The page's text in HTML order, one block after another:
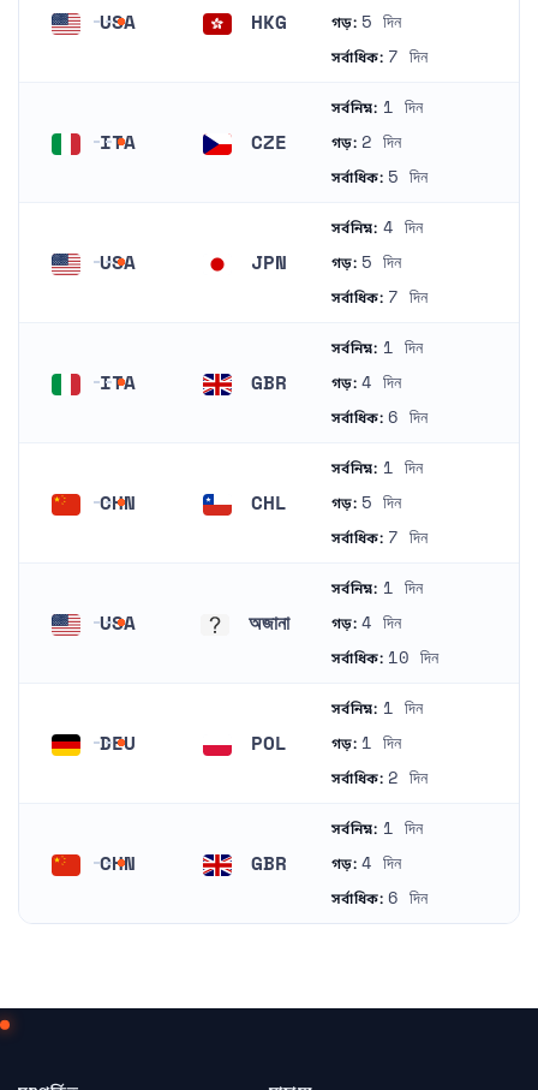
USA HKG গড়: 5 দিন
সর্বাধিক: 7 দিন
ITA CZE
সর্বনিম্ন: 1 দিন
গড়: 2 দিন
সর্বাধিক: 5 দিন
USA JPN
সর্বনিম্ন: 4 দিন
গড়: 5 দিন
সর্বাধিক: 7 দিন
ITA GBR
সর্বনিম্ন: 1 দিন
গড়: 4 দিন
সর্বাধিক: 6 দিন
CHN CHL
সর্বনিম্ন: 1 দিন
গড়: 5 দিন
সর্বাধিক: 7 দিন
USA অজানা
সর্বনিম্ন: 1 দিন
গড়: 4 দিন
সর্বাধিক: 10 দিন
DEU POL
সর্বনিম্ন: 1 দিন
গড়: 1 দিন
সর্বাধিক: 2 দিন
CHN GBR
সর্বনিম্ন: 1 দিন
গড়: 4 দিন
সর্বাধিক: 6 দিন